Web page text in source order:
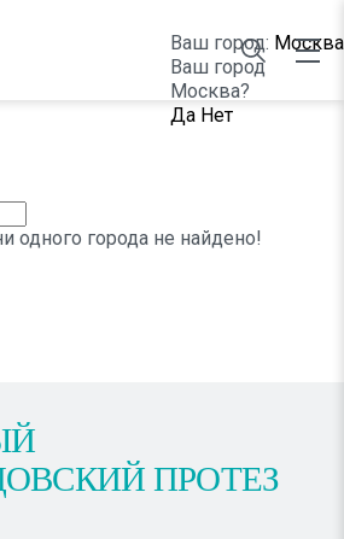
Ваш город: Москва
Ваш город
Москва?
Да Нет
одного города не найдено!
ПРОТЕЗ